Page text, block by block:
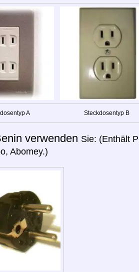
A Steckdosentyp B
verwenden Sie: (Enthält
Abomey.)